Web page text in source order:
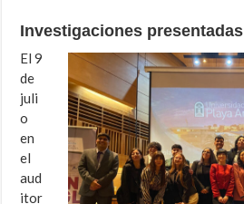
Investigaciones presentadas
El 9
de
juli
o
en
el
aud
itor